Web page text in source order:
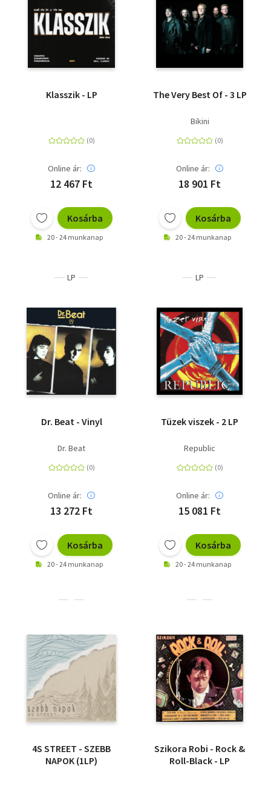
Klasszik - LP
Online ár:
12 467 Ft
Kosárba
20 - 24 munkanap
The Very Best Of - 3 LP
Bikini
Online ár:
18 901 Ft
Kosárba
20 - 24 munkanap
LP
Dr. Beat - Vinyl
Dr. Beat
Online ár:
13 272 Ft
Kosárba
20 - 24 munkanap
LP
Tüzek viszek - 2 LP
Republic
Online ár:
15 081 Ft
Kosárba
20 - 24 munkanap
4S STREET - SZEBB
NAPOK (1LP)
Szikora Robi - Rock &
Roll-Black - LP